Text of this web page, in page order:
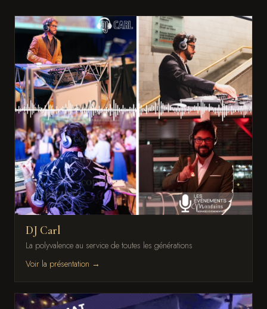
DJ Carl
La polyvalence au service de toutes les générations
Voir la présentation →